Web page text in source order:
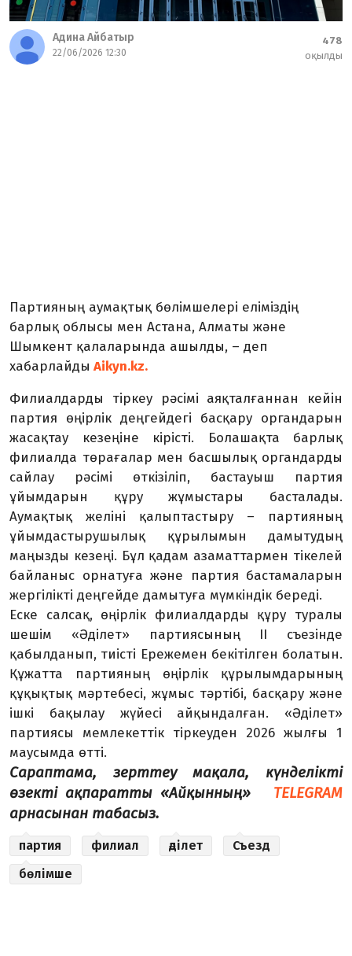
Адина Айбатыр
22/06/2026 12:30
478
оқылды
Партияның аумақтық бөлімшелері еліміздің
барлық облысы мен Астана, Алматы және
Шымкент қалаларында ашылды, – деп
хабарлайды Aikyn.kz.
Филиалдарды тіркеу рәсімі аяқталғаннан кейін
партия өңірлік деңгейдегі басқару органдарын
жасақтау кезеңіне кірісті. Болашақта барлық
филиалда төрағалар мен басшылық органдарды
сайлау рәсімі өткізіліп, бастауыш партия
ұйымдарын құру жұмыстары басталады.
Аумақтық желіні қалыптастыру – партияның
ұйымдастырушылық құрылымын дамытудың
маңызды кезеңі. Бұл қадам азаматтармен тікелей
байланыс орнатуға және партия бастамаларын
жергілікті деңгейде дамытуға мүмкіндік береді.
Еске салсақ, өңірлік филиалдарды құру туралы
шешім «Әділет» партиясының ІІ съезінде
қабылданып, тиісті Ережемен бекітілген болатын.
Құжатта партияның өңірлік құрылымдарының
құқықтық мәртебесі, жұмыс тәртібі, басқару және
ішкі бақылау жүйесі айқындалған. «Әділет»
партиясы мемлекеттік тіркеуден 2026 жылғы 1
маусымда өтті.
Сараптама, зерттеу мақала, күнделікті
өзекті ақпаратты «Айқынның»
TELEGRAM
арнасынан табасыз.
партия филиал әділет
Съезд
бөлімше